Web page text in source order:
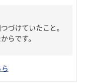
づけていたこと。
らです。